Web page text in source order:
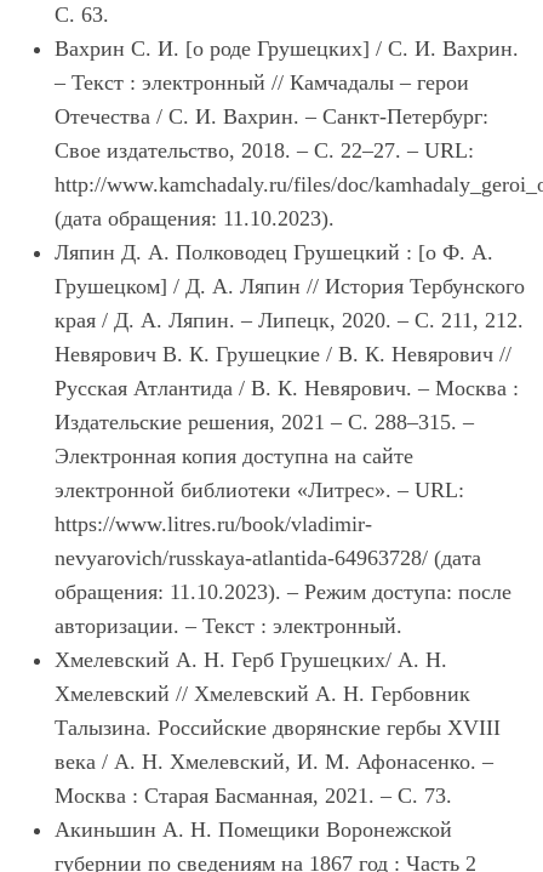
С. 63.
Вахрин С. И. [о роде Грушецких] / С. И. Вахрин.
– Текст : электронный // Камчадалы – герои
Отечества / С. И. Вахрин. – Санкт-Петербург:
Свое издательство, 2018. – С. 22–27. – URL:
http://www.kamchadaly.ru/files/doc/
(дата обращения: 11.10.2023).
Ляпин Д. А. Полководец Грушецкий : [о Ф. А.
Грушецком] / Д. А. Ляпин // История Тербунского
края / Д. А. Ляпин. – Липецк, 2020. – С. 211, 212.
Невярович В. К. Грушецкие / В. К. Невярович //
Русская Атлантида / В. К. Невярович. – Москва :
Издательские решения, 2021 – С. 288–315. –
Электронная копия доступна на сайте
электронной библиотеки «Литрес». – URL:
https://www.litres.ru/book/vladimir-
nevyarovich/russkaya-atlantida-64963728/ (дата
обращения: 11.10.2023). – Режим доступа: после
авторизации. – Текст : электронный.
Хмелевский А. Н. Герб Грушецких/ А. Н.
Хмелевский // Хмелевский А. Н. Гербовник
Талызина. Российские дворянские гербы XVIII
века / А. Н. Хмелевский, И. М. Афонасенко. –
Москва : Старая Басманная, 2021. – С. 73.
Акиньшин А. Н. Помещики Воронежской
губернии по сведениям на 1867 год : Часть 2